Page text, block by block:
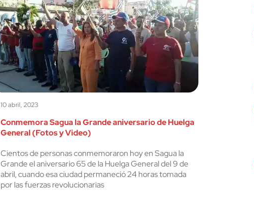
10 abril, 2023
Conmemora Sagua la Grande aniversario de Huelga
General (Fotos y Video)
Cientos de personas conmemoraron hoy en Sagua la
Grande el aniversario 65 de la Huelga General del 9 de
abril, cuando esa ciudad permaneció 24 horas tomada
por las fuerzas revolucionarias